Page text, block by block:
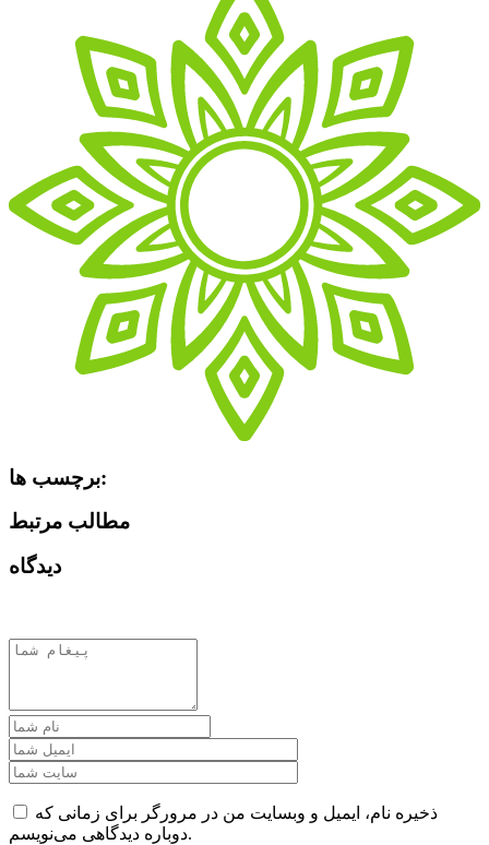
برچسب ها:
مطالب مرتبط
دیدگاه
ذخیره نام، ایمیل و وبسایت من در مرورگر برای زمانی که
دوباره دیدگاهی می‌نویسم.